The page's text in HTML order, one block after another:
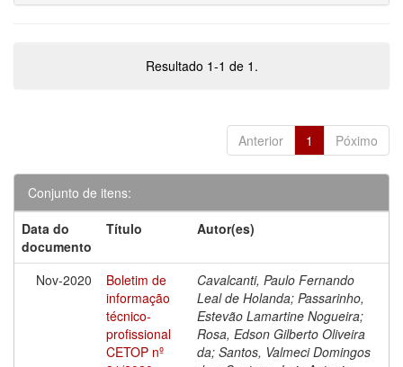
Resultado 1-1 de 1.
Anterior 1 Póximo
Conjunto de itens:
Data do
documento
Título Autor(es)
Nov-2020
Boletim de
informação
técnico-
profissional
CETOP nº
Cavalcanti, Paulo Fernando
Leal de Holanda; Passarinho,
Estevão Lamartine Nogueira;
Rosa, Edson Gilberto Oliveira
da; Santos, Valmeci Domingos